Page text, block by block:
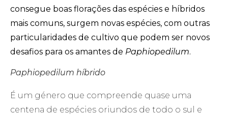
consegue boas florações das espécies e híbridos
mais comuns, surgem novas espécies, com outras
particularidades de cultivo que podem ser novos
desafios para os amantes de Paphiopedilum.
Paphiopedilum híbrido
É um género que compreende quase uma
centena de espécies oriundos de todo o sul e